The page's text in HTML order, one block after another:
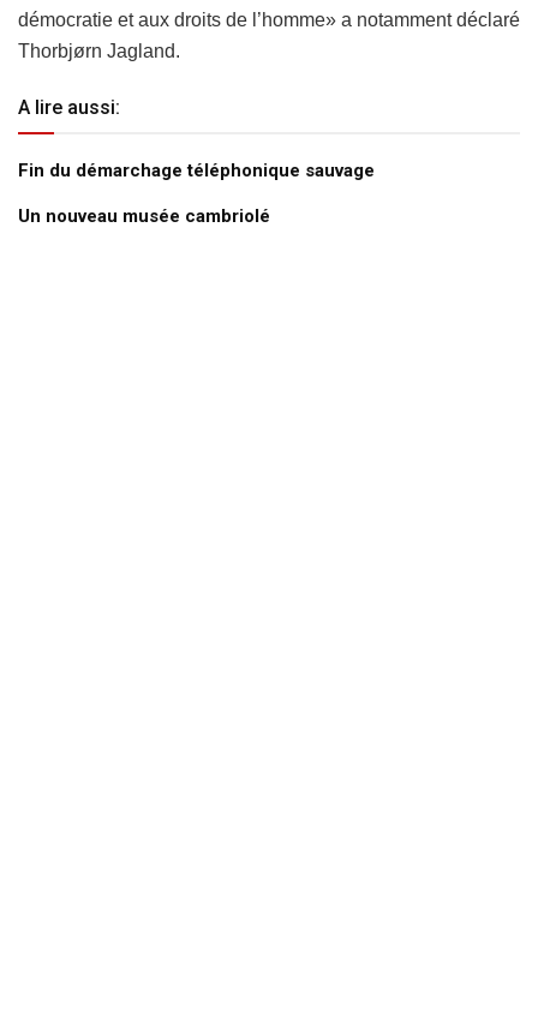
démocratie et aux droits de l’homme» a notamment déclaré
Thorbjørn Jagland.
A lire aussi:
Fin du démarchage téléphonique sauvage
Un nouveau musée cambriolé